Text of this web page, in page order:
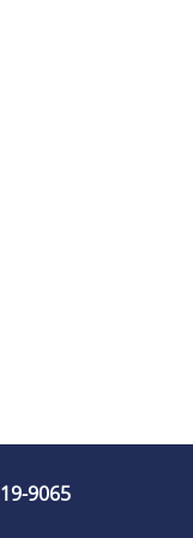
9065